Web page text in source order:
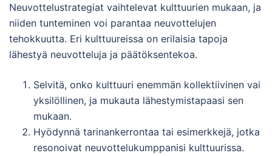
Neuvottelustrategiat vaihtelevat kulttuurien mukaan, ja
niiden tunteminen voi parantaa neuvottelujen
tehokkuutta. Eri kulttuureissa on erilaisia tapoja
lähestyä neuvotteluja ja päätöksentekoa.
Selvitä, onko kulttuuri enemmän kollektiivinen vai
yksilöllinen, ja mukauta lähestymistapaasi sen
mukaan.
Hyödynnä tarinankerrontaa tai esimerkkejä, jotka
resonoivat neuvottelukumppanisi kulttuurissa.